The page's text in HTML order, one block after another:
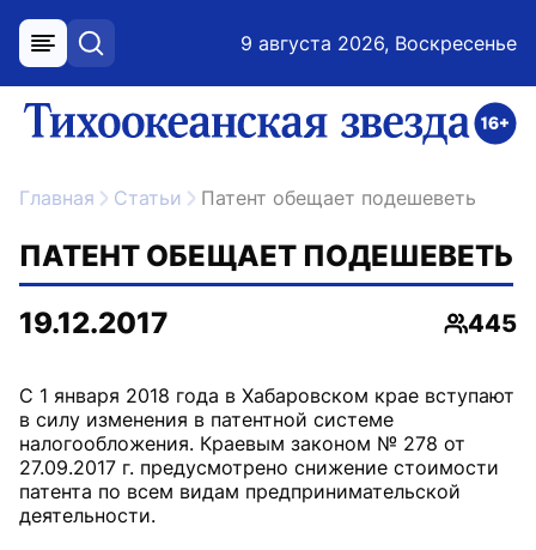
меню поиск 9 августа 2026, Воскресенье
ссылка на главную
Главная Статьи Патент обещает подешеветь
ПАТЕНТ ОБЕЩАЕТ ПОДЕШЕВЕТЬ
19.12.2017
445
С 1 января 2018 года в Хабаровском крае вступают
в силу изменения в патентной системе
налогообложения. Краевым законом № 278 от
27.09.2017 г. предусмотрено снижение стоимости
патента по всем видам предпринимательской
деятельности.